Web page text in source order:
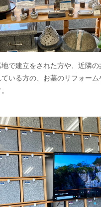
で建立をされた方や、近隣
いる方の、お墓のリフォーム